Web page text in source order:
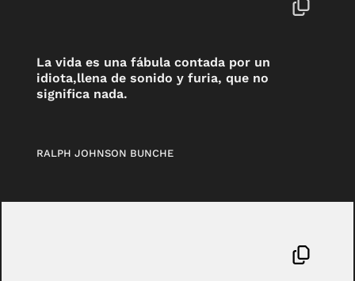
La vida es una fábula contada por un
idiota,llena de sonido y furia, que no
significa nada.
RALPH JOHNSON BUNCHE